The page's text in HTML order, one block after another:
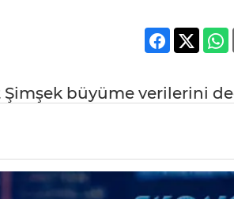
Şimşek büyüme verilerini